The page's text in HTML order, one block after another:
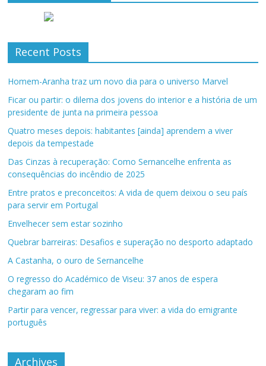
Recent Posts
Homem-Aranha traz um novo dia para o universo Marvel
Ficar ou partir: o dilema dos jovens do interior e a história de um
presidente de junta na primeira pessoa
Quatro meses depois: habitantes [ainda] aprendem a viver
depois da tempestade
Das Cinzas à recuperação: Como Sernancelhe enfrenta as
consequências do incêndio de 2025
Entre pratos e preconceitos: A vida de quem deixou o seu país
para servir em Portugal
Envelhecer sem estar sozinho
Quebrar barreiras: Desafios e superação no desporto adaptado
A Castanha, o ouro de Sernancelhe
O regresso do Académico de Viseu: 37 anos de espera
chegaram ao fim
Partir para vencer, regressar para viver: a vida do emigrante
português
Archives